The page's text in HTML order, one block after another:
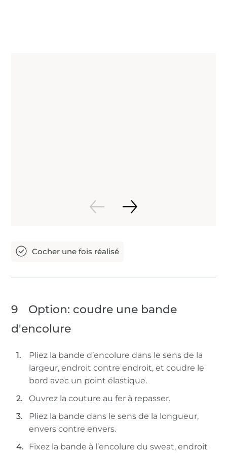
9
Option: coudre une bande
d'encolure
Pliez la bande d’encolure dans le sens de la
largeur, endroit contre endroit, et coudre le
bord avec un point élastique.
Ouvrez la couture au fer à repasser.
Pliez la bande dans le sens de la longueur,
envers contre envers.
Fixez la bande à l’encolure du sweat, endroit